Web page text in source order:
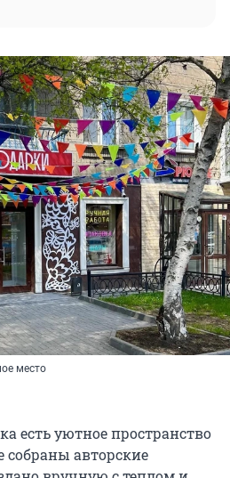
место
есть уютное пространство
собраны авторские